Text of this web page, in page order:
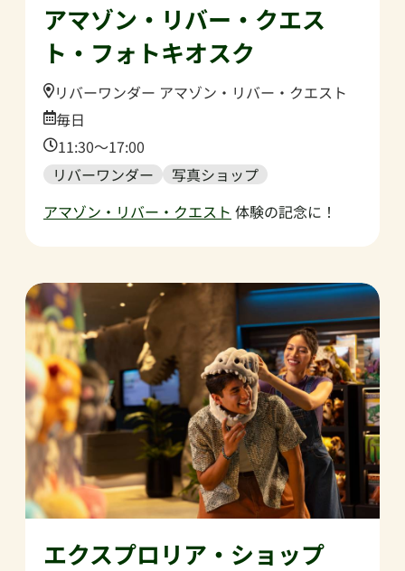
アマゾン・リバー・クエス
ト・フォトキオスク
Location:
リバーワンダー アマゾン・リバー・クエスト
Date:
毎日
Time:
11:30～17:00
リバーワンダー
写真ショップ
アマゾン・リバー・クエスト 体験の記念に！
エクスプロリア・ショップ